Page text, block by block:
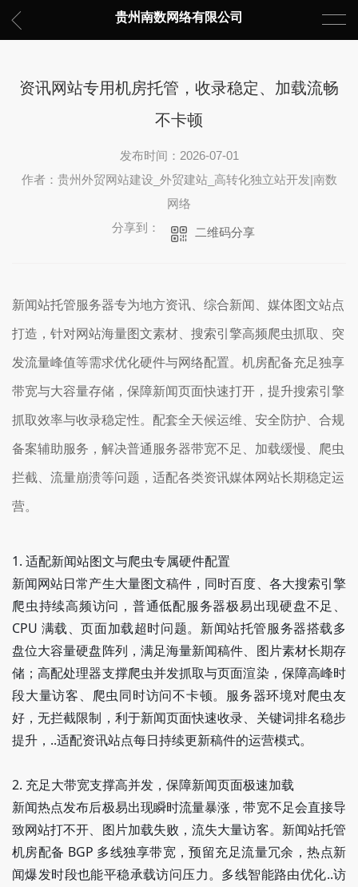
贵州南数网络有限公司
资讯网站专用机房托管，收录稳定、加载流畅
不卡顿
发布时间：2026-07-01
作者：贵州外贸网站建设_外贸建站_高转化独立站开发|南数
网络
分享到：
二维码分享
新闻站托管服务器专为地方资讯、综合新闻、媒体图文站点
打造，针对网站海量图文素材、搜索引擎高频爬虫抓取、突
发流量峰值等需求优化硬件与网络配置。机房配备充足独享
带宽与大容量存储，保障新闻页面快速打开，提升搜索引擎
抓取效率与收录稳定性。配套全天候运维、安全防护、合规
备案辅助服务，解决普通服务器带宽不足、加载缓慢、爬虫
拦截、流量崩溃等问题，适配各类资讯媒体网站长期稳定运
营。
1. 适配新闻站图文与爬虫专属硬件配置
新闻网站日常产生大量图文稿件，同时百度、各大搜索引擎
爬虫持续高频访问，普通低配服务器极易出现硬盘不足、
CPU 满载、页面加载超时问题。新闻站托管服务器搭载多
盘位大容量硬盘阵列，满足海量新闻稿件、图片素材长期存
储；高配处理器支撑爬虫并发抓取与页面渲染，保障高峰时
段大量访客、爬虫同时访问不卡顿。服务器环境对爬虫友
好，无拦截限制，利于新闻页面快速收录、关键词排名稳步
提升，..适配资讯站点每日持续更新稿件的运营模式。
2. 充足大带宽支撑高并发，保障新闻页面极速加载
新闻热点发布后极易出现瞬时流量暴涨，带宽不足会直接导
致网站打不开、图片加载失败，流失大量访客。新闻站托管
机房配备 BGP 多线独享带宽，预留充足流量冗余，热点新
闻爆发时段也能平稳承载访问压力。多线智能路由优化..访